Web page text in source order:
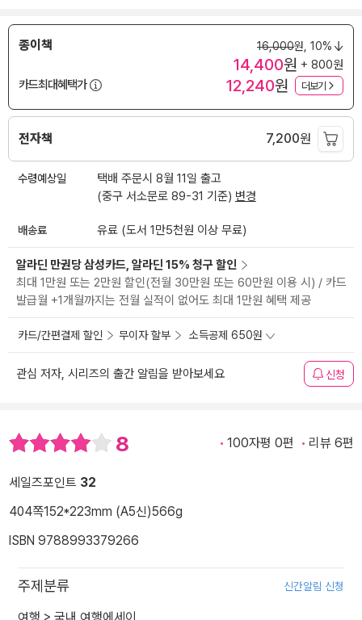
종이책 16,000원, 10%
14,400원 + 800원
카드최대혜택가
12,240원 더보기
전자책 7,200원
수령예상일
택배 주문시 8월 11일 출고
(중구 서소문로 89-31 기준) 변경
배송료 유료 (도서 1만5천원 이상 무료)
알라딘 만권당 삼성카드, 알라딘 15% 청구 할인
최대 1만원 또는 2만원 할인(전월 30만원 또는 60만원 이용 시) / 카드
발급월 +1개월까지는 전월 실적이 없어도 최대 1만원 혜택 제공
카드/간편결제 할인 무이자 할부 소득공제 650원
관심 저자, 시리즈의 출간 알림을 받아보세요 신청
8 100자평 0편 리뷰 6편
세일즈포인트 32
404쪽152*223mm (A5신)566g
ISBN 9788993379266
주제분류 신간알림 신청